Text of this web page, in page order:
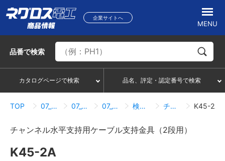
企業サイトへ
MENU
品番で検索
カタログページで検索 品名、評定・認定番号で検索
TOP 07_ハンガー・サポートシステム 07_05_ダクター配管配線部材 07_05_08_ケーブル支持（チャンネル用ケーブル支持金具） 検索結果一覧 チャンネル水平支持用ケーブル支持金具（2段用） K45-2A
チャンネル水平支持用ケーブル支持金具（2段用）
K45-2A